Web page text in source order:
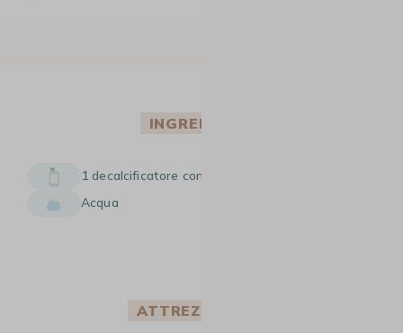
INGREDIENTI
1 decalcificatore compatibile Krups Dolce Gusto
Acqua
ATTREZZATURA